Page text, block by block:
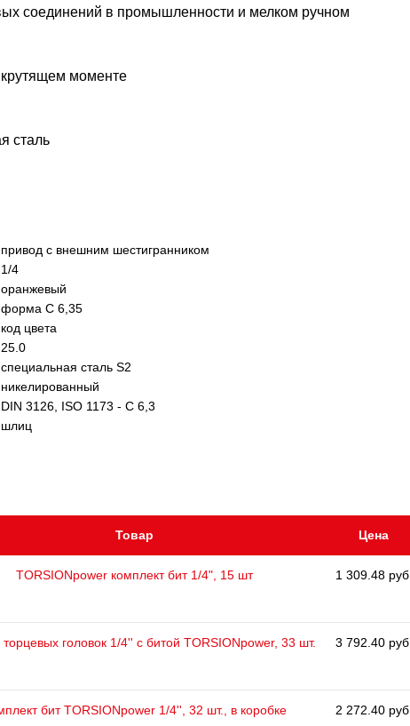
соединений в промышленности и мелком ручном
моменте
сталь
привод с внешним шестигранником
1/4
оранжевый
форма C 6,35
код цвета
25.0
специальная сталь S2
никелированный
DIN 3126, ISO 1173 - C 6,3
шлиц
Товар Цена
TORSIONpower комплект бит 1/4", 15 шт 1 309.48 руб.
торцевых головок 1/4'' с битой TORSIONpower, 33 шт. 3 792.40 руб.
бит TORSIONpower 1/4'', 32 шт., в коробке 2 272.40 руб.